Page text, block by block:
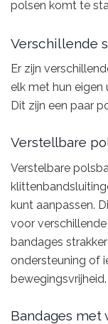
polsen komt te
Verschillende
Er zijn
elk met hun eigen
Dit zijn een paar
Verstellbare
Verstelbare
kunt aanpassen.
voor
bandages
ondersteuning of
bewegingsvrijheid.
Bandages met